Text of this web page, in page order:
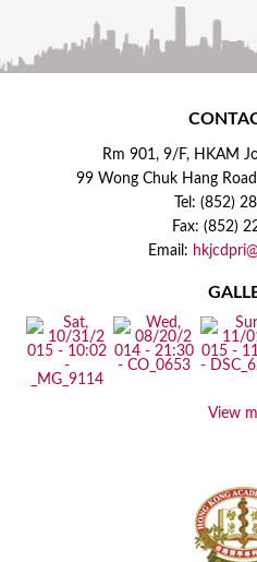
Rm 901, 9/F, HKAM
99 Wong Chuk Hang
Tel: (852)
Fax: (852)
Email:
View